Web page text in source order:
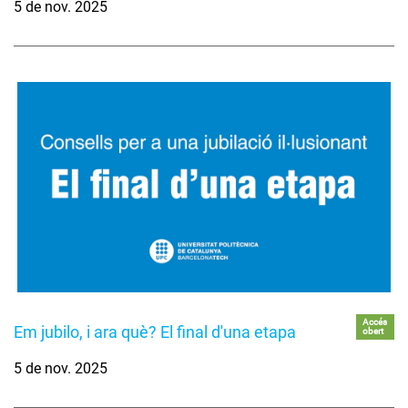
5 de nov. 2025
Em jubilo, i ara què? El final d'una etapa
Accés
obert
5 de nov. 2025